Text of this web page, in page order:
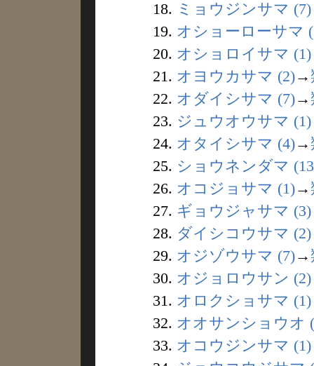
18. ミョウジンサマ (7)
19. オショーローサマ
20. オショロイサマ (1)
21. オヨウカサマ (2)→
22. オダイシサマ (7)→
23. ジュウオウサマ (1)
24. オタイシサマ (4)→
25. ショウネンダマ
26. オコジョサマ (1)→
27. ギョウジャサマ (3)
28. ダイシコウサマ (2)
29. オジゾウサマ (7)→
30. オジョロウサン (2)
31. オロクショサマ (1)
32. オオサンショウオ
33. オコウジンサマ (1)